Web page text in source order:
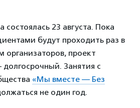
состоялась 23 августа. Пока
будут проходить раз в
организаторов, проект
Занятия с
«Мы вместе — Без
не один год.